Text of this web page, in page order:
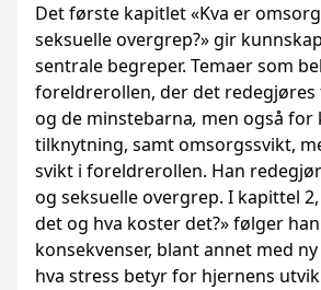
Det første kapitlet «Kva er
seksuelle overgrep?» gir
sentrale begreper. Temaer som
foreldrerollen, der det
og de minstebarna, men også for
tilknytning, samt omsorgssvikt,
svikt i foreldrerollen. Han
og seksuelle overgrep. I kapittel
det og hva koster det?» følger
konsekvenser, blant annet med
hva stress betyr for hjernens